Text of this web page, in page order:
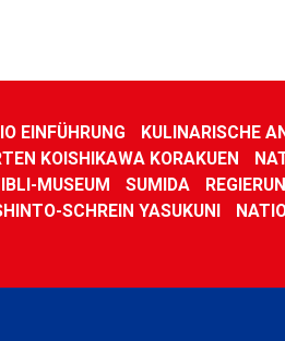
EINFÜHRUNG KULINARISCHE
KOISHIKAWA KORAKUEN
MUSEUM
SUMIDA
SCHREIN YASUKUNI